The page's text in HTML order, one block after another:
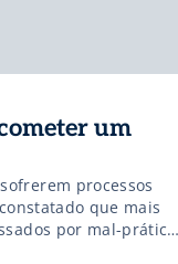
um
processos
que mais
por mal-prática
em pedidos de